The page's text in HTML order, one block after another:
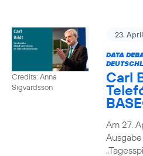
Credits: Anna
Sigvardsson
23.
DATA
Carl
Am 27.